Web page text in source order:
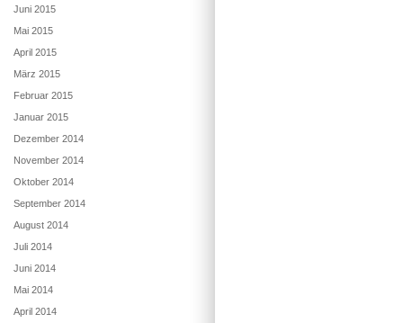
Juni 2015
Mai 2015
April 2015
März 2015
Februar 2015
Januar 2015
Dezember 2014
November 2014
Oktober 2014
September 2014
August 2014
Juli 2014
Juni 2014
Mai 2014
April 2014